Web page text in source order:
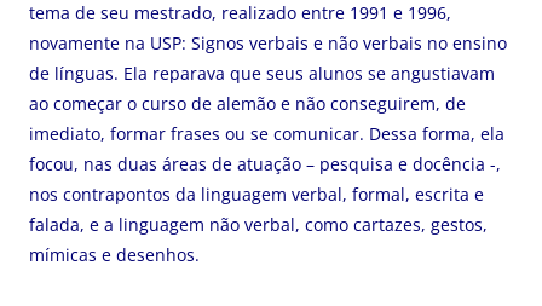
tema de seu mestrado, realizado entre 1991 e 1996,
novamente na USP: Signos verbais e não verbais no ensino
de línguas. Ela reparava que seus alunos se angustiavam
ao começar o curso de alemão e não conseguirem, de
imediato, formar frases ou se comunicar. Dessa forma, ela
focou, nas duas áreas de atuação – pesquisa e docência -,
nos contrapontos da linguagem verbal, formal, escrita e
falada, e a linguagem não verbal, como cartazes, gestos,
mímicas e desenhos.